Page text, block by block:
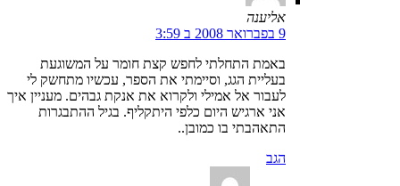
אליענה
9 בפברואר 2008 ב 3:59
באמת התחלתי לחפש קצת חומר על המשוגעת
בעליית הגג, וסיימתי את הספר, עכשיו מתחשק לי
לעבור אל אמילי ולקרוא את אנקת גבהים. מעניין איך
אני ארגיש היום כלפי היתקליף. בגיל ההתבגרות
התאהבתי בו כמובן..
הגב